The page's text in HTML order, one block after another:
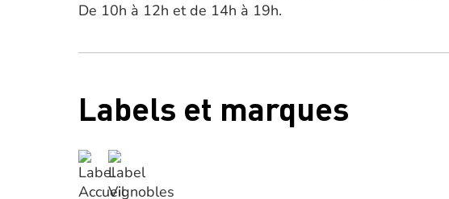
De 10h à 12h et de 14h à 19h.
Labels et marques